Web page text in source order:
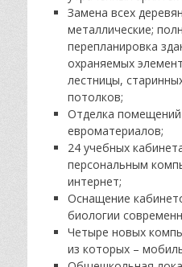
​Замена всех
металлические;
перепланировка
охраняемых
лестницы,
потолков;
Отделка
евроматериалов;
24 учебных
персональным
интернет;
Оснащение
биологии
Четыре новых
из которых –